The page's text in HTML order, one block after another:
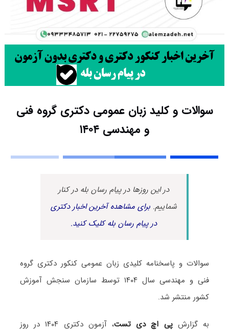
سوالات و کلید زبان عمومی دکتری گروه فنی
و مهندسی ۱۴۰۴
در این روزها در پیام رسان بله در کنار
شماییم.برای مشاهده آخرین اخبار دکتری
در پیام رسان بله کلیک کنید.
سوالات و پاسخنامه کلیدی زبان عمومی کنکور دکتری گروه
فنی و مهندسی سال ۱۴۰۴ توسط سازمان سنجش آموزش
کشور منتشر شد.
به گزارش پی اچ دی تست
، آزمون دکتری ۱۴۰۴ در روز